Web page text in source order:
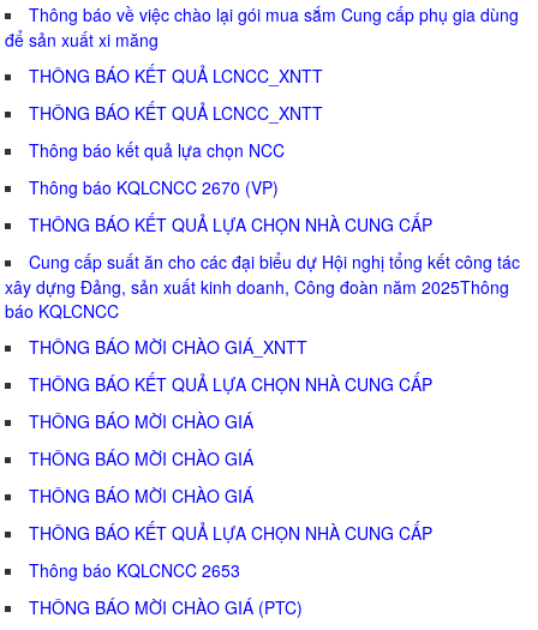
Thông báo về việc chào lại gói mua sắm Cung cấp phụ gia dùng
để sản xuất xi măng
THÔNG BÁO KẾT QUẢ LCNCC_XNTT
THÔNG BÁO KẾT QUẢ LCNCC_XNTT
Thông báo kết quả lựa chọn NCC
Thông báo KQLCNCC 2670 (VP)
THÔNG BÁO KẾT QUẢ LỰA CHỌN NHÀ CUNG CẤP
Cung cấp suất ăn cho các đại biểu dự Hội nghị tổng kết công tác
xây dựng Đảng, sản xuất kinh doanh, Công đoàn năm 2025Thông
báo KQLCNCC
THÔNG BÁO MỜI CHÀO GIÁ_XNTT
THÔNG BÁO KẾT QUẢ LỰA CHỌN NHÀ CUNG CẤP
THÔNG BÁO MỜI CHÀO GIÁ
THÔNG BÁO MỜI CHÀO GIÁ
THÔNG BÁO MỜI CHÀO GIÁ
THÔNG BÁO KẾT QUẢ LỰA CHỌN NHÀ CUNG CẤP
Thông báo KQLCNCC 2653
THÔNG BÁO MỜI CHÀO GIÁ (PTC)